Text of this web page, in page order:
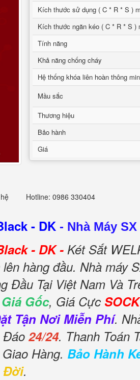
Kích thước sử dụng ( C * R * S )
Kích thước ngăn kéo ( C * R * S )
Tính năng
Khả năng chống cháy
Hệ thống khóa liên hoàn thông
Mầu sắc
Thương hiệu
Bảo hành
Giá
Hotline: 0986 330404
- DK - Nhà Máy
- DK - Két Sắt
hàng đầu. Nhà máy
Đầu Tại Việt Nam Và
Gốc, Giá Cực SOCK
Tận Nơi Miễn Phí.
Đáo 24/24. Thanh Toán
Hàng. Bảo Hành
Đời.